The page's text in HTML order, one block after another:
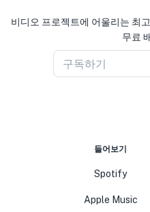
비디오 프로젝트에 어울리는 최
무료
구독하기
들어보기
Spotify
Apple Music